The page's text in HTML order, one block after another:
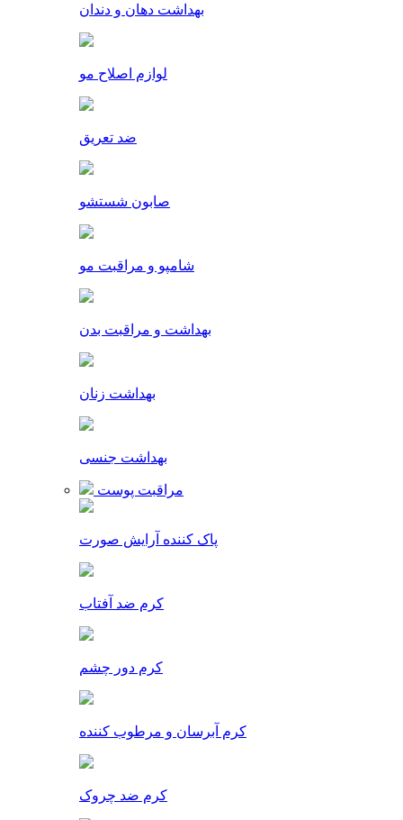
بهداشت دهان و دندان
لوازم اصلاح مو
ضد تعریق
صابون شستشو
شامپو و مراقبت مو
بهداشت و مراقبت بدن
بهداشت زنان
بهداشت جنسی
مراقبت پوست
پاک کننده آرایش صورت
کرم ضد آفتاب
کرم دور چشم
کرم آبرسان و مرطوب کننده
کرم ضد چروک